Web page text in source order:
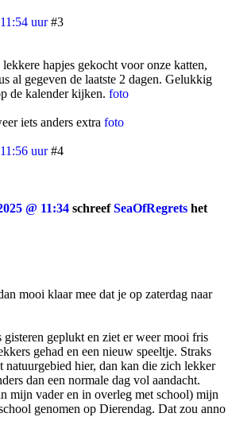
uur #3
hapjes gekocht voor onze katten,
al gegeven de laatste 2 dagen. Gelukkig
de kalender kijken. foto
iets anders extra foto
uur #4
@ 11:34 schreefSeaOfRegrets het
mooi klaar mee dat je op zaterdag naar
gisteren geplukt en ziet er weer mooi fris
gehad en een nieuw speeltje. Straks
hier, dan kan die zich lekker
dan een normale dag vol aandacht.
mijn vader en in overleg met school) mijn
genomen op Dierendag. Dat zou anno